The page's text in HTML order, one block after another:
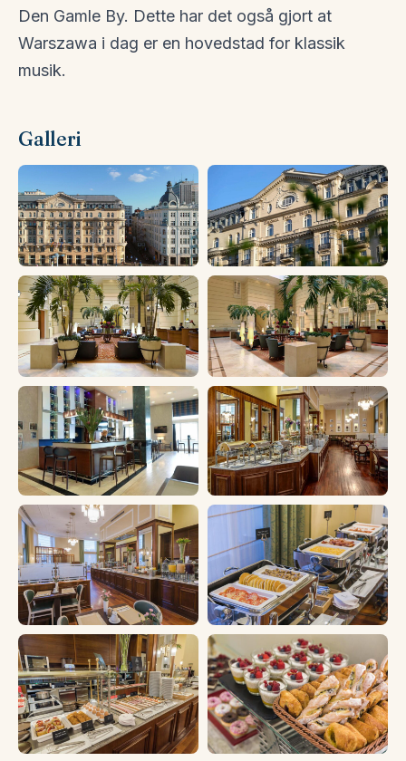
Den Gamle By. Dette har det også gjort at
Warszawa i dag er en hovedstad for klassik
musik.
Galleri